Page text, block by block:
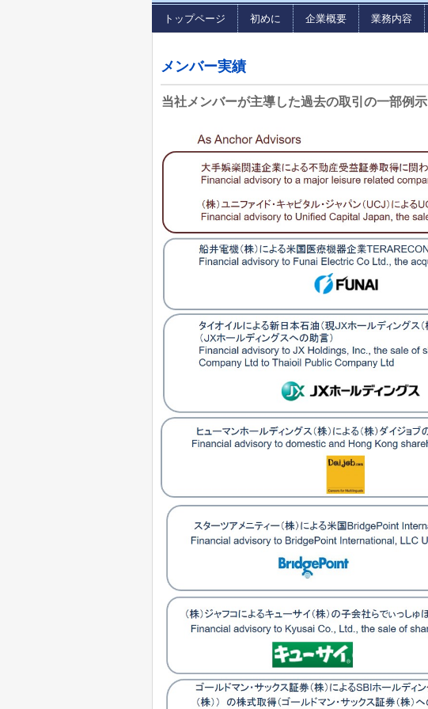
トップページ 初めに 企業概要 業務内容
メンバー実績
当社メンバーが主導した過去の取引の一部例示